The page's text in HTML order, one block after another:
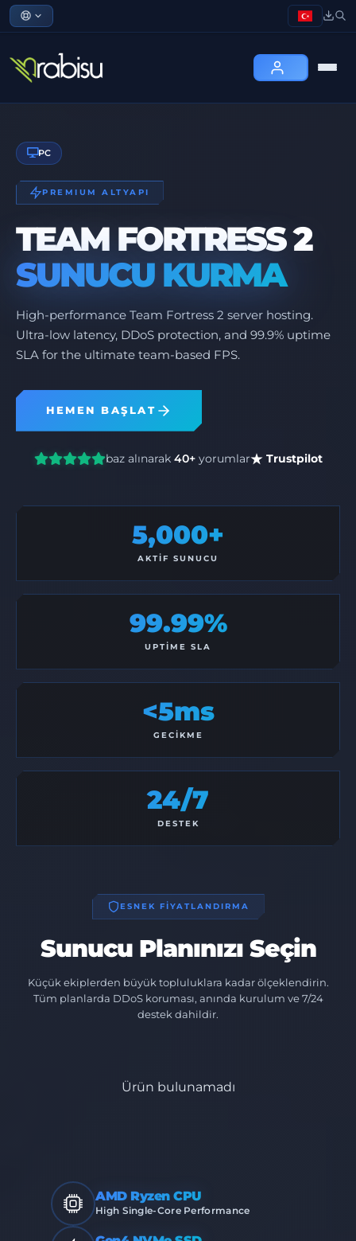
PC
PREMIUM ALTYAPI
TEAM FORTRESS 2
SUNUCU KURMA
High-performance Team Fortress 2 server hosting.
Ultra-low latency, DDoS protection, and 99.9% uptime
SLA for the ultimate team-based FPS.
HEMEN BAŞLAT
baz alınarak 40+yorumlar Trustpilot
5,000+
AKTIF SUNUCU
99.99%
UPTIME SLA
<5ms
GECIKME
24/7
DESTEK
ESNEK FİYATLANDIRMA
Sunucu Planınızı Seçin
Küçük ekiplerden büyük topluluklara kadar ölçeklendirin.
Tüm planlarda DDoS koruması, anında kurulum ve 7/24
destek dahildir.
Ürün bulunamadı
AMD Ryzen CPU
High Single-Core Performance